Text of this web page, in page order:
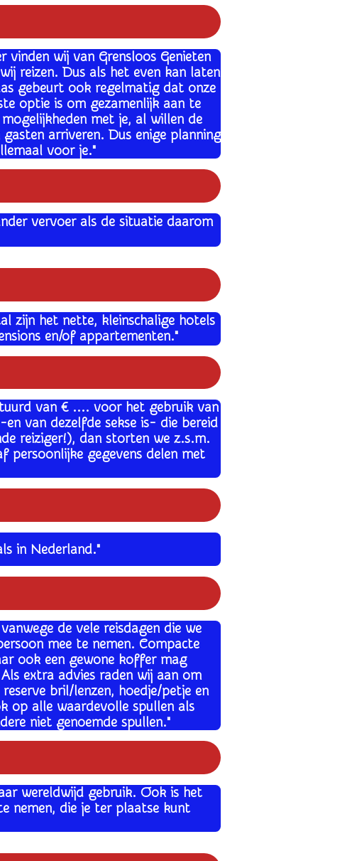
wij van Grensloos Genieten
reizen. Dus als het even kan laten
gebeurt ook regelmatig dat onze
optie is om gezamenlijk aan te
met je, al willen de
arriveren. Dus enige planning
voor je."
vervoer als de situatie daarom
zijn het nette, kleinschalige hotels
en/of appartementen."
van € .... voor het gebruik van
van dezelfde sekse is- die bereid
reiziger!), dan storten we z.s.m.
persoonlijke gegevens delen met
in Nederland."
de vele reisdagen die we
mee te nemen. Compacte
ook een gewone koffer mag
extra advies raden wij aan om
bril/lenzen, hoedje/petje en
op alle waardevolle spullen als
niet genoemde spullen."
wereldwijd gebruik. Ook is het
nemen, die je ter plaatse kunt